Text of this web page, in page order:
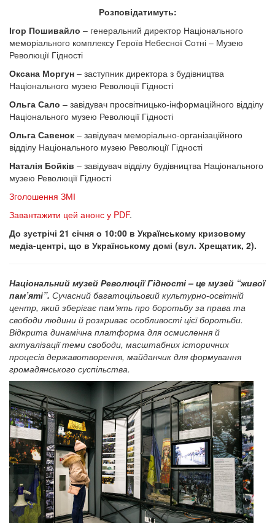
Розповідатимуть:
Ігор Пошивайло – генеральний директор Національного
меморіального комплексу Героїв Небесної Сотні – Музею
Революції Гідності
Оксана Моргун – заступник директора з будівництва
Національного музею Революції Гідності
Ольга Сало – завідувач просвітницько-інформаційного відділу
Національного музею Революції Гідності
Ольга Савенок – завідувач меморіально-організаційного
відділу Національного музею Революції Гідності
Наталія Бойків – завідувач відділу будівництва Національного
музею Революції Гідності
Зголошення ЗМІ
Завантажити цей анонс у PDF.
До зустрічі 21 січня о 10:00 в Українському кризовому
медіа-центрі, що в Українському домі (вул. Хрещатик, 2).
Національний музей Революції Гідності – це музей “живої
пам’яті”. Сучасний багатоцільовий культурно-освітній
центр, який зберігає пам’ять про боротьбу за права та
свободи людини й розкриває особливості цієї боротьби.
Відкрита динамічна платформа для осмислення й
актуалізації теми свободи, масштабних історичних
процесів державотворення, майданчик для формування
громадянського суспільства.